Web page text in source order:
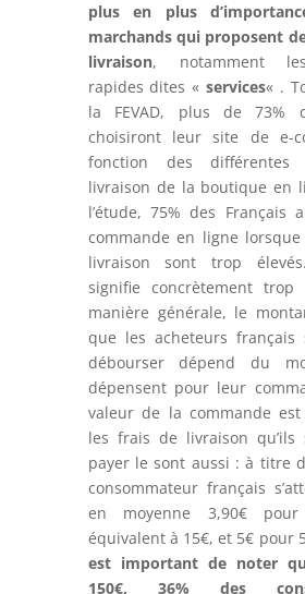
plus en plus
marchands qui proposent
livraison, notamment
rapides dites « services« .
la FEVAD, plus de 73%
choisiront leur site de e-
fonction des différentes
livraison de la boutique en
l’étude, 75% des Français
commande en ligne
livraison sont trop
signifie concrètement trop
manière générale, le
que les acheteurs français
débourser dépend du
dépensent pour leur
valeur de la commande
les frais de livraison
payer le sont aussi : à titre
consommateur français
en moyenne 3,90€
équivalent à 15€, et 5€ pour
est important de noter
150€, 36% des